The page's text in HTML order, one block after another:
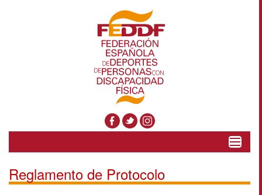
Toggle
Reglamento de Protocolo